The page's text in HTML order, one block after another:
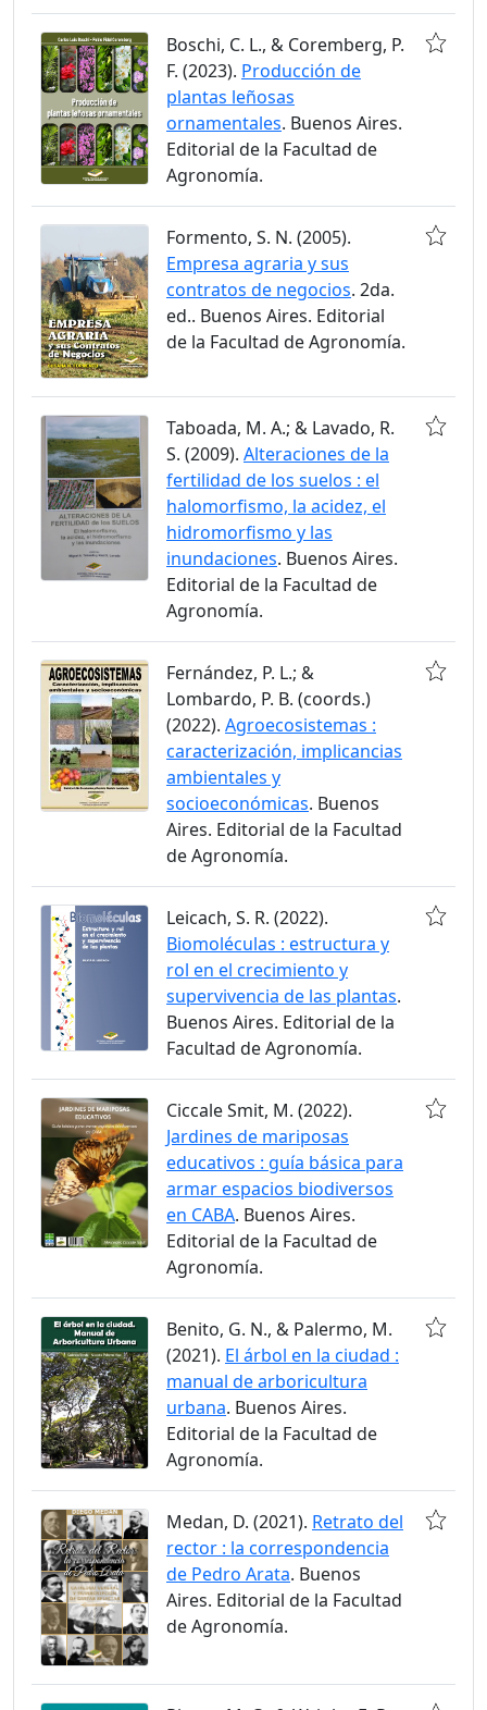
Boschi, C. L., & Coremberg, P.
F. (2023). Producción de
plantas leñosas
ornamentales. Buenos Aires.
Editorial de la Facultad de
Agronomía.
Formento, S. N. (2005).
Empresa agraria y sus
contratos de negocios. 2da.
ed.. Buenos Aires. Editorial
de la Facultad de Agronomía.
Taboada, M. A.; & Lavado, R.
S. (2009). Alteraciones de la
fertilidad de los suelos : el
halomorfismo, la acidez, el
hidromorfismo y las
inundaciones. Buenos Aires.
Editorial de la Facultad de
Agronomía.
Fernández, P. L.; &
Lombardo, P. B. (coords.)
(2022). Agroecosistemas :
caracterización, implicancias
ambientales y
socioeconómicas. Buenos
Aires. Editorial de la Facultad
de Agronomía.
Leicach, S. R. (2022).
Biomoléculas : estructura y
rol en el crecimiento y
supervivencia de las plantas.
Buenos Aires. Editorial de la
Facultad de Agronomía.
Ciccale Smit, M. (2022).
Jardines de mariposas
educativos : guía básica para
armar espacios biodiversos
en CABA. Buenos Aires.
Editorial de la Facultad de
Agronomía.
Benito, G. N., & Palermo, M.
(2021). El árbol en la ciudad :
manual de arboricultura
urbana. Buenos Aires.
Editorial de la Facultad de
Agronomía.
Medan, D. (2021). Retrato del
rector : la correspondencia
de Pedro Arata. Buenos
Aires. Editorial de la Facultad
de Agronomía.